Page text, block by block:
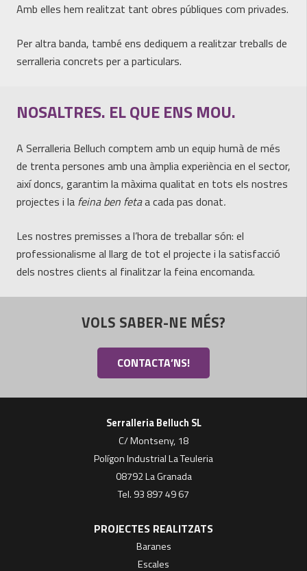
Amb elles hem realitzat tant obres públiques com privades.
Per altra banda, també ens dediquem a realitzar treballs de
serralleria concrets per a particulars.
NOSALTRES. EL QUE ENS MOU.
A Serralleria Belluch comptem amb un equip humà de més
de trenta persones amb una àmplia experiència en el sector,
així doncs, garantim la màxima qualitat en tots els nostres
projectes i la feina ben fetaa cada pas donat.
Les nostres premisses a l’hora de treballar són: el
professionalisme al llarg de tot el projecte i la satisfacció
dels nostres clients al finalitzar la feina encomanda.
VOLS SABER-NE MÉS?
CONTACTA’NS!
Serralleria Belluch SL
C/ Montseny, 18
Polígon Industrial La Teuleria
08792 La Granada
Tel. 93 897 49 67
PROJECTES REALITZATS
Baranes
Escales